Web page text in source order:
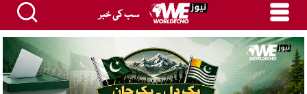
سب کی خبر